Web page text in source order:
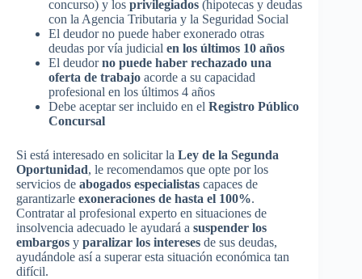
concurso) y los privilegiados (hipotecas y deudas
con la Agencia Tributaria y la Seguridad Social
El deudor no puede haber exonerado otras
deudas por vía judicial en los últimos 10 años
El deudorno puede haber rechazado una
oferta de trabajo acorde a su capacidad
profesional en los últimos 4 años
Debe aceptar ser incluido en el Registro Público
Concursal
Si está interesado en solicitar la Ley de la Segunda
Oportunidad, le recomendamos que opte por los
servicios de abogados especialistas capaces de
garantizarle exoneraciones de hasta el 100%.
Contratar al profesional experto en situaciones de
insolvencia adecuado le ayudará a suspender los
embargos y paralizar los intereses de sus deudas,
ayudándole así a superar esta situación económica tan
difícil.